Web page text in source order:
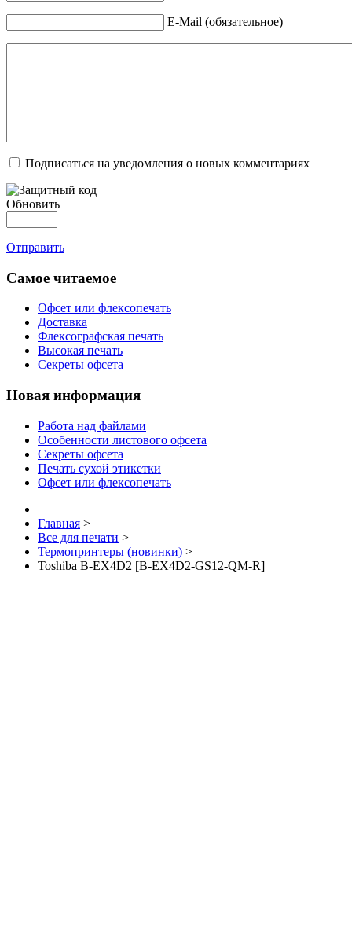
E-Mail (обязательное)
Подписаться на уведомления о новых комментариях
Обновить
Отправить
Самое читаемое
Офсет или флексопечать
Доставка
Флексографская печать
Высокая печать
Секреты офсета
Новая информация
Работа над файлами
Особенности листового офсета
Секреты офсета
Печать сухой этикетки
Офсет или флексопечать
Главная >
Все для печати >
Термопринтеры (новинки) >
Toshiba B-EX4D2 [B-EX4D2-GS12-QM-R]